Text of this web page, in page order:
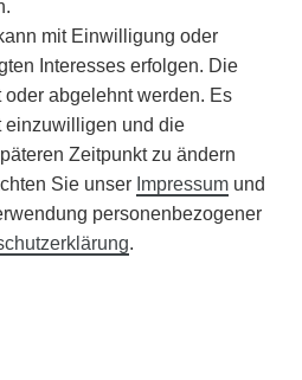
mit Einwilligung oder
Interesses erfolgen. Die
abgelehnt werden. Es
einzuwilligen und die
Zeitpunkt zu ändern
Sie unser Impressum und
personenbezogener
.